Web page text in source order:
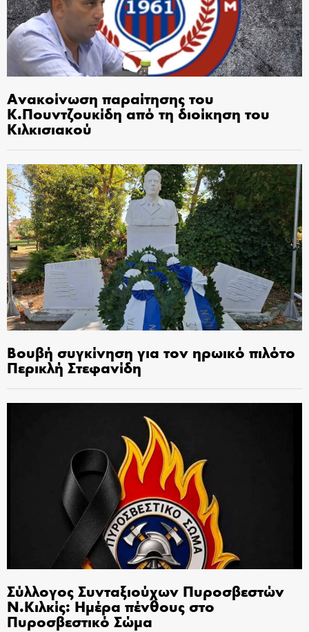
Ανακοίνωση παραίτησης του
Κ.Πουντζουκίδη από τη διοίκηση του
Κιλκισιακού
Βουβή συγκίνηση για τον ηρωικό πιλότο
Περικλή Στεφανίδη
Σύλλογος Συνταξιούχων Πυροσβεστών
Ν.Κιλκίς: Ημέρα πένθους στο
Πυροσβεστικό Σώμα